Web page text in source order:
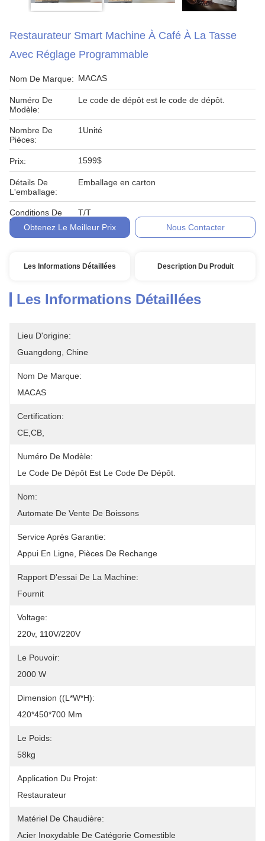
Restaurateur Smart Machine À Café À La Tasse
Avec Réglage Programmable
Nom De Marque: MACAS
Numéro De
Modèle:
Le code de dépôt est le code de dépôt.
Nombre De
Pièces:
1Unité
Prix: 1599$
Détails De
L'emballage:
Emballage en carton
Conditions De
Paiement:
T/T
Obtenez Le Meilleur Prix
Nous Contacter
Les Informations Détaillées Description Du Produit
Les Informations Détaillées
Lieu D'origine:
Guangdong, Chine
Nom De Marque:
MACAS
Certification:
CE,CB,
Numéro De Modèle:
Le Code De Dépôt Est Le Code De Dépôt.
Nom:
Automate De Vente De Boissons
Service Après Garantie:
Appui En Ligne, Pièces De Rechange
Rapport D'essai De La Machine:
Fournit
Voltage:
220v, 110V/220V
Le Pouvoir:
2000 W
Dimension ((L*W*H):
420*450*700 Mm
Le Poids:
58kg
Application Du Projet:
Restaurateur
Matériel De Chaudière:
Acier Inoxydable De Catégorie Comestible